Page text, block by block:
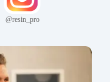
@resin_pro